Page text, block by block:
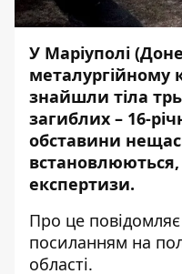
У Маріуполі
металургійному
знайшли тіла
загиблих – 16-
обставини
експертизи.
Про це повідомляє
посиланням на
області.